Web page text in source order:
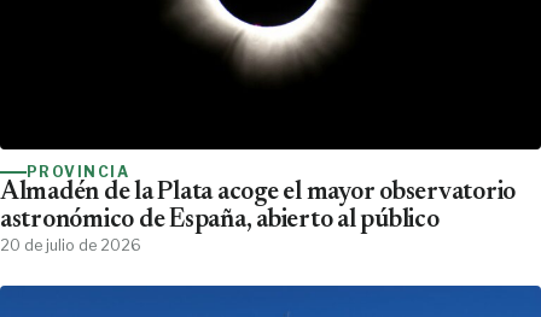
PROVINCIA
Almadén de la Plata acoge el mayor observatorio
astronómico de España, abierto al público
20 de julio de 2026